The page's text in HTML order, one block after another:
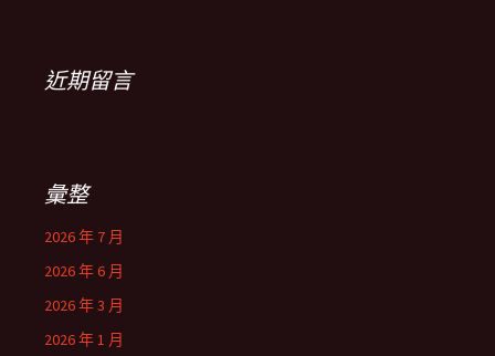
近期留言
彙整
2026 年 7 月
2026 年 6 月
2026 年 3 月
2026 年 1 月